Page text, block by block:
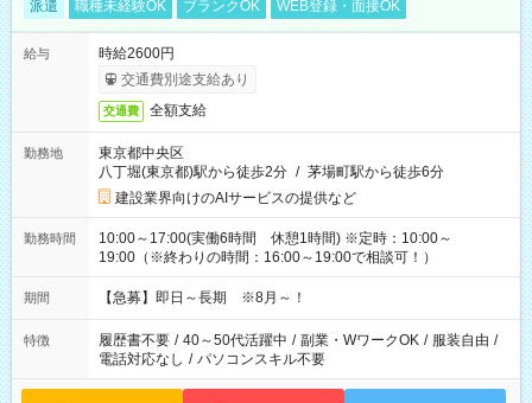
派遣 職種未経験OK ブランクOK WEB登録・面接OK
給与
時給2600円
交通費別途支給あり
交通費 全額支給
勤務地
東京都中央区
八丁堀(東京都)駅から徒歩2分 / 茅場町駅から徒歩6分
建設業界向けのAIサービスの提供など
勤務時間
10:00～17:00(実働6時間 休憩1時間) ※定時：10:00～
19:00（※終わりの時間：16:00～19:00で相談可！）
期間 【急募】即日～長期 ※8月～！
特徴 履歴書不要 / 40～50代活躍中 / 副業・WワークOK / 服装自由 /
電話対応なし / パソコンスキル不要